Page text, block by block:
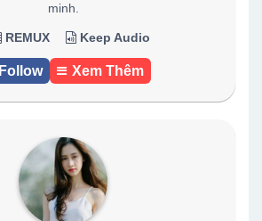
minh.
REMUX Keep Audio
Follow Xem Thêm